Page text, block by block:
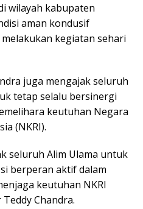
wilayah kabupaten
aman kondusif
kegiatan sehari
juga mengajak seluruh
tetap selalu bersinergi
keutuhan Negara
(NKRI).
seluruh Alim Ulama untuk
berperan aktif dalam
keutuhan NKRI
Chandra.